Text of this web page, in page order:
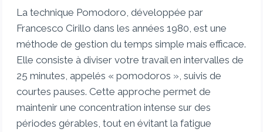
La technique Pomodoro, développée par
Francesco Cirillo dans les années 1980, est une
méthode de gestion du temps simple mais efficace.
Elle consiste à diviser votre travail en intervalles de
25 minutes, appelés « pomodoros », suivis de
courtes pauses. Cette approche permet de
maintenir une concentration intense sur des
périodes gérables, tout en évitant la fatigue